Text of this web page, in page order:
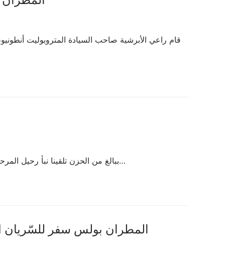
ببالغ من الحزن تلقينا نبأ رحيل المرحوم سماحة مفتي البقاع الشيخ خليل الميس. لقد كان رجل المواقف الوطنية وسيد المنابر، كان رجل علمٍ وتقوى، رجل…
المطران بولس سفر للسّريان